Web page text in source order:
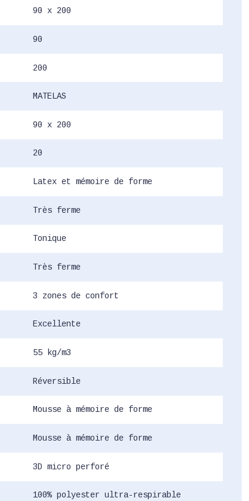
90 x 200
90
200
MATELAS
90 x 200
20
Latex et mémoire de forme
Très ferme
Tonique
Très ferme
3 zones de confort
Excellente
55 kg/m3
Réversible
Mousse à mémoire de forme
Mousse à mémoire de forme
3D micro perforé
100% polyester ultra-respirable